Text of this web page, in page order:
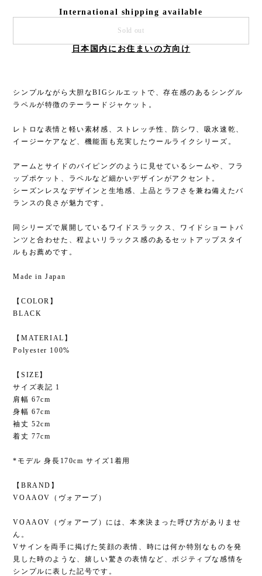
International shipping available
Sold out
日本国内にお住まいの方向け
シンプルながら大胆なBIGシルエットで、存在感のあるシングル
ラペルが特徴のテーラードジャケット。
レトロな表情と軽い素材感、ストレッチ性、防シワ、吸水速乾、
イージーケアなど、機能面も充実したウールライクシリーズ。
アームとサイドのパイピングのように見せているシームや、フラ
ップポケット、ラペルなど細かいデザインがアクセント。
シーズンレスなデザインと生地感、上品とラフさを兼ね備えたバ
ランスの良さが魅力です。
同シリーズで展開しているワイドスラックス、ワイドショートパ
ンツと合わせた、程よいリラックス感のあるセットアップスタイ
ルもお薦めです。
Made in Japan
【COLOR】
BLACK
【MATERIAL】
Polyester 100%
【SIZE】
サイズ表記 1
肩幅 67cm
身幅 67cm
袖丈 52cm
着丈 77cm
*モデル 身長170cm サイズ1着用
【BRAND】
VOAAOV（ヴォアーブ）
VOAAOV（ヴォアーブ）には、本来決まった呼び方がありませ
ん。
Vサインを両手に掲げた笑顔の表情、時には何か特別なものを発
見した時のような、嬉しい驚きの表情など、ポジティブな感情を
シンプルに表した記号です。